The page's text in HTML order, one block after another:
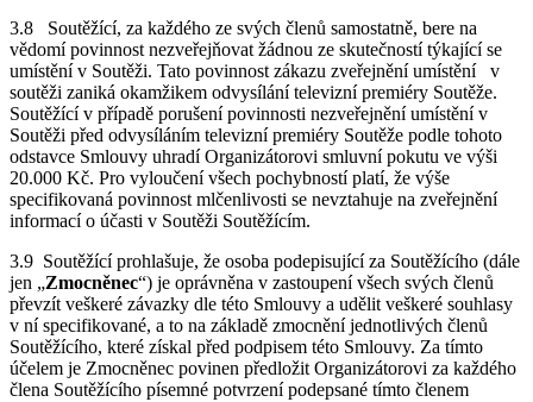
3.8 Soutěžící, za každého ze svých členů samostatně, bere na
vědomí povinnost nezveřejňovat žádnou ze skutečností týkající se
umístění v Soutěži. Tato povinnost zákazu zveřejnění umístění v
soutěži zaniká okamžikem odvysílání televizní premiéry Soutěže.
Soutěžící v případě porušení povinnosti nezveřejnění umístění v
Soutěži před odvysíláním televizní premiéry Soutěže podle tohoto
odstavce Smlouvy uhradí Organizátorovi smluvní pokutu ve výši
20.000 Kč. Pro vyloučení všech pochybností platí, že výše
specifikovaná povinnost mlčenlivosti se nevztahuje na zveřejnění
informací o účasti v Soutěži Soutěžícím.
3.9 Soutěžící prohlašuje, že osoba podepisující za Soutěžícího (dále
jen „Zmocněnec“) je oprávněna v zastoupení všech svých členů
převzít veškeré závazky dle této Smlouvy a udělit veškeré souhlasy
v ní specifikované, a to na základě zmocnění jednotlivých členů
Soutěžícího, které získal před podpisem této Smlouvy. Za tímto
účelem je Zmocněnec povinen předložit Organizátorovi za každého
člena Soutěžícího písemné potvrzení podepsané tímto členem